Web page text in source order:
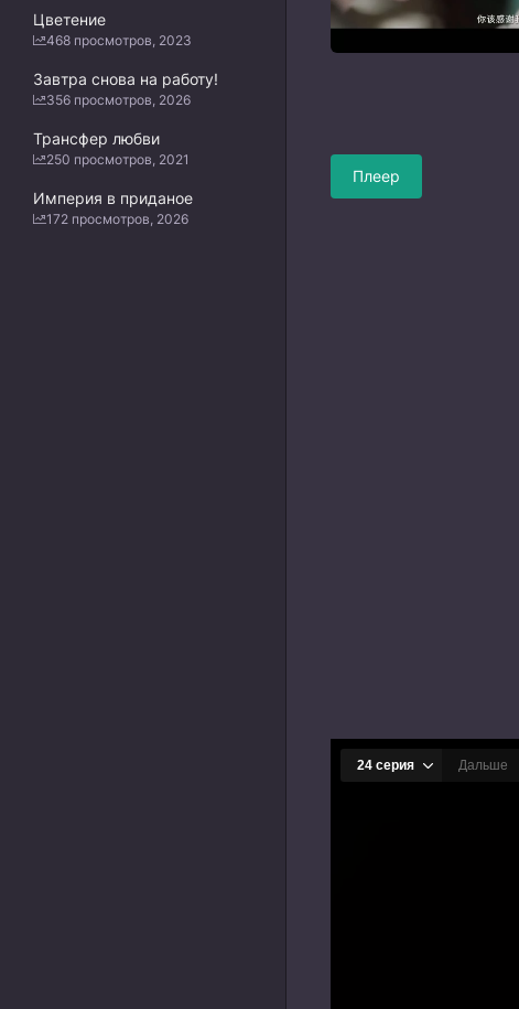
Плеер
Цветение
468 просмотров, 2023
Завтра снова на работу!
356 просмотров, 2026
Трансфер любви
250 просмотров, 2021
Империя в приданое
172 просмотров, 2026